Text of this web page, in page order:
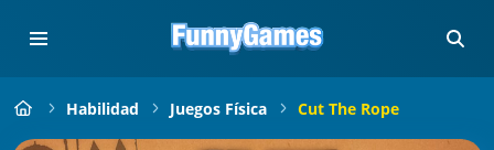
Habilidad Juegos Física Cut The Rope